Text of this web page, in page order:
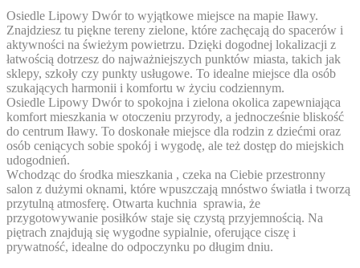
Osiedle Lipowy Dwór to wyjątkowe miejsce na mapie Iławy.
Znajdziesz tu piękne tereny zielone, które zachęcają do spacerów i
aktywności na świeżym powietrzu. Dzięki dogodnej lokalizacji z
łatwością dotrzesz do najważniejszych punktów miasta, takich jak
sklepy, szkoły czy punkty usługowe. To idealne miejsce dla osób
szukających harmonii i komfortu w życiu codziennym.
Osiedle Lipowy Dwór to spokojna i zielona okolica zapewniająca
komfort mieszkania w otoczeniu przyrody, a jednocześnie bliskość
do centrum Iławy. To doskonałe miejsce dla rodzin z dziećmi oraz
osób ceniących sobie spokój i wygodę, ale też dostęp do miejskich
udogodnień.
Wchodząc do środka mieszkania , czeka na Ciebie przestronny
salon z dużymi oknami, które wpuszczają mnóstwo światła i tworzą
przytulną atmosferę. Otwarta kuchnia sprawia, że
przygotowywanie posiłków staje się czystą przyjemnością. Na
piętrach znajdują się wygodne sypialnie, oferujące ciszę i
prywatność, idealne do odpoczynku po długim dniu.